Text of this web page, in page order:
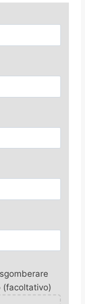
(facoltativo)